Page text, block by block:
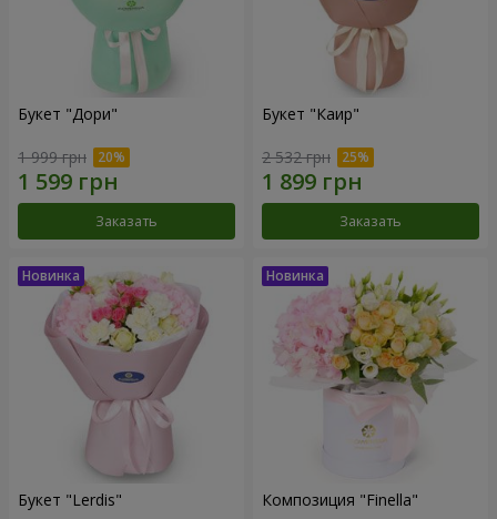
Букет "Дори"
1 999 грн
Заказать
Букет "Каир"
2 532 грн
Заказать
Букет "Lerdis" Композиция "Finella"